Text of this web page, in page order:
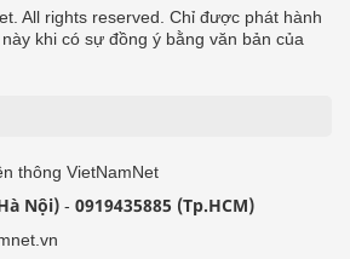
All rights reserved. Chỉ được phát hành
khi có sự đồng ý bằng văn bản của
thông VietNamNet
Nội) - 0919435885 (Tp.HCM)